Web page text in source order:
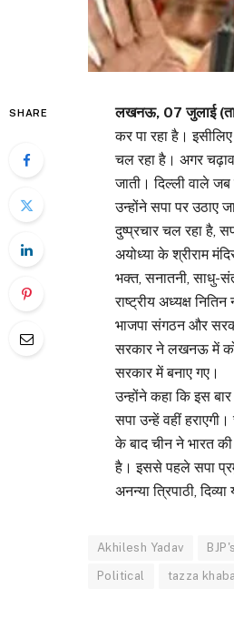
SHARE लखनऊ, 07 जुलाई
कर पा रहा है।
चल रहा है। अगर
जाती। दिल्ली वाले
उन्होंने सपा पर उठाए
दुष्प्रचार चल रहा है,
अयोध्या के श्रीराम
भक्त, सनातनी, साधु-
राष्ट्रीय अध्यक्ष
भाजपा संगठन और
सरकार ने लखनऊ में
सरकार में बनाए गए।
उन्होंने कहा कि इस
सपा उन्हें वहीं
के बाद चीन ने भारत
है। इससे पहले सपा प्रमुख
अनन्या त्रिपाठी,
Akhilesh Yadav
Political tazza